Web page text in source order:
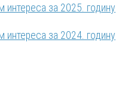
за 2025. годину
за 2024. годину